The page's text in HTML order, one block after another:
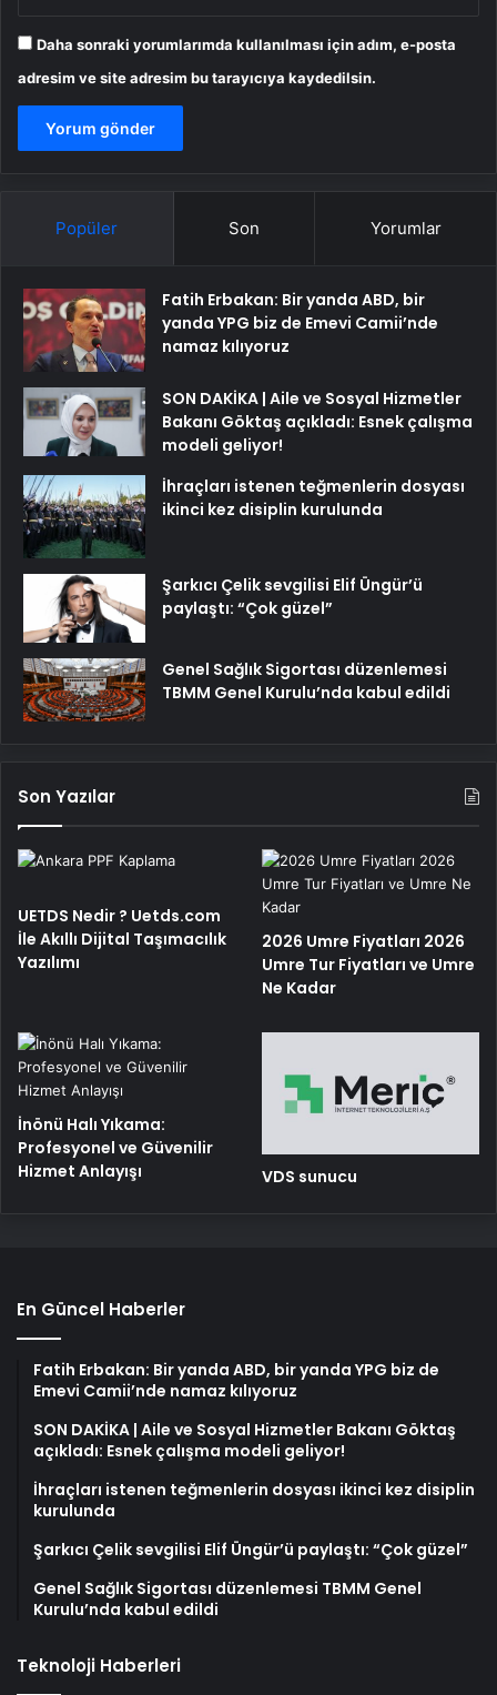
Daha sonraki yorumlarımda kullanılması için adım, e-posta
adresim ve site adresim bu tarayıcıya kaydedilsin.
Popüler Son Yorumlar
Fatih Erbakan: Bir yanda ABD, bir
yanda YPG biz de Emevi Camii’nde
namaz kılıyoruz
SON DAKİKA | Aile ve Sosyal Hizmetler
Bakanı Göktaş açıkladı: Esnek çalışma
modeli geliyor!
İhraçları istenen teğmenlerin dosyası
ikinci kez disiplin kurulunda
Şarkıcı Çelik sevgilisi Elif Üngür’ü
paylaştı: “Çok güzel”
Genel Sağlık Sigortası düzenlemesi
TBMM Genel Kurulu’nda kabul edildi
Son Yazılar
UETDS Nedir ? Uetds.com
İle Akıllı Dijital Taşımacılık
Yazılımı
2026 Umre Fiyatları 2026
Umre Tur Fiyatları ve Umre
Ne Kadar
İnönü Halı Yıkama:
Profesyonel ve Güvenilir
Hizmet Anlayışı
VDS sunucu
En Güncel Haberler
Fatih Erbakan: Bir yanda ABD, bir yanda YPG biz de
Emevi Camii’nde namaz kılıyoruz
SON DAKİKA | Aile ve Sosyal Hizmetler Bakanı Göktaş
açıkladı: Esnek çalışma modeli geliyor!
İhraçları istenen teğmenlerin dosyası ikinci kez disiplin
kurulunda
Şarkıcı Çelik sevgilisi Elif Üngür’ü paylaştı: “Çok güzel”
Genel Sağlık Sigortası düzenlemesi TBMM Genel
Kurulu’nda kabul edildi
Teknoloji Haberleri